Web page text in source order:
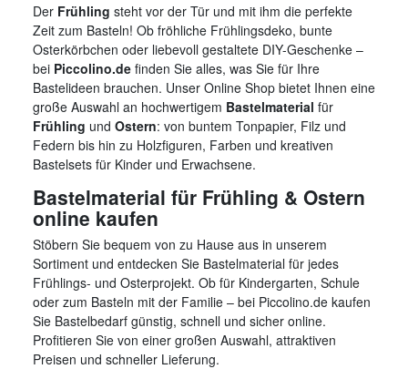
Der Frühling steht vor der Tür und mit ihm die perfekte
Zeit zum Basteln! Ob fröhliche Frühlingsdeko, bunte
Osterkörbchen oder liebevoll gestaltete DIY-Geschenke –
bei Piccolino.de finden Sie alles, was Sie für Ihre
Bastelideen brauchen. Unser Online Shop bietet Ihnen eine
große Auswahl an hochwertigem Bastelmaterial für
Frühling und Ostern: von buntem Tonpapier, Filz und
Federn bis hin zu Holzfiguren, Farben und kreativen
Bastelsets für Kinder und Erwachsene.
Bastelmaterial für Frühling & Ostern
online kaufen
Stöbern Sie bequem von zu Hause aus in unserem
Sortiment und entdecken Sie Bastelmaterial für jedes
Frühlings- und Osterprojekt. Ob für Kindergarten, Schule
oder zum Basteln mit der Familie – bei Piccolino.de kaufen
Sie Bastelbedarf günstig, schnell und sicher online.
Profitieren Sie von einer großen Auswahl, attraktiven
Preisen und schneller Lieferung.